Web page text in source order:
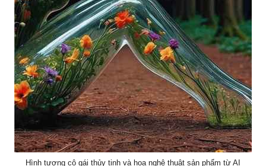
Hình tượng cô gái thủy tinh và hoa nghệ thuật sản phẩm từ AI